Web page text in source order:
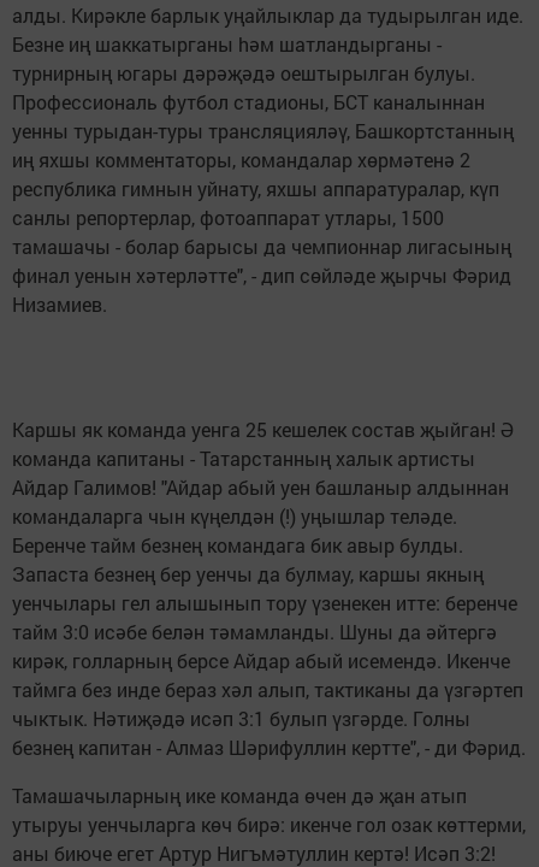
алды. Кирәкле барлык уңайлыклар да тудырылган иде.
Безне иң шаккатырганы hәм шатландырганы -
турнирның югары дәрәҗәдә оештырылган булуы.
Профессиональ футбол стадионы, БСТ каналыннан
уенны турыдан-туры трансляцияләү, Башкортстанның
иң яхшы комментаторы, командалар хөрмәтенә 2
республика гимнын уйнату, яхшы аппаратуралар, күп
санлы репортерлар, фотоаппарат утлары, 1500
тамашачы - болар барысы да чемпионнар лигасының
финал уенын хәтерләтте", - дип сөйләде җырчы Фәрид
Низамиев.
Каршы як команда уенга 25 кешелек состав җыйган! Ә
команда капитаны - Татарстанның халык артисты
Айдар Галимов! "Айдар абый уен башланыр алдыннан
командаларга чын күңелдән (!) уңышлар теләде.
Беренче тайм безнең командага бик авыр булды.
Запаста безнең бер уенчы да булмау, каршы якның
уенчылары гел алышынып тору үзенекен итте: беренче
тайм 3:0 исәбе белән тәмамланды. Шуны да әйтергә
кирәк, голларның берсе Айдар абый исемендә. Икенче
таймга без инде бераз хәл алып, тактиканы да үзгәртеп
чыктык. Нәтиҗәдә исәп 3:1 булып үзгәрде. Голны
безнең капитан - Алмаз Шәрифуллин кертте", - ди Фәрид.
Тамашачыларның ике команда өчен дә җан атып
утыруы уенчыларга көч бирә: икенче гол озак көттерми,
аны биюче егет Артур Нигъмәтуллин кертә! Исәп 3:2!